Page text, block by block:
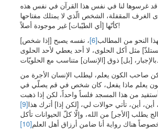
قد غرسوها لنا في نفس هذا القرآن في نفس هذه
الغرف المقفلة، الشخص الّذي لا يمتلك مفتاحها
كأنّها [أي الطيّبات] غير موجودة أصلاً!
النحو من المطالب[6]
، نفسه يصبح
مثل أكل الحلوى، لا أحد يعطي لأحد الحلوى
بالإجبار، [بل] ذوق [الإنسان] متناسب مع الحلويّات.
لكن صاحب الكون يعلم، ليطلب الإنسان الأجرة من
يعلم ماذا يفعل، كان شخص في قم يصلّي في
من هذا المسجد فلساً واحداً، لكن إذا ذهبت
أين، أين، تأتي حوالات لي، [لكن إذا] أترك هذا[9]
يطلب [الأجر] من الله، وإلّا كلّ الحيوانات تأكل
هناك رواية أنا ضامن أرزاق أهل العلم[10]